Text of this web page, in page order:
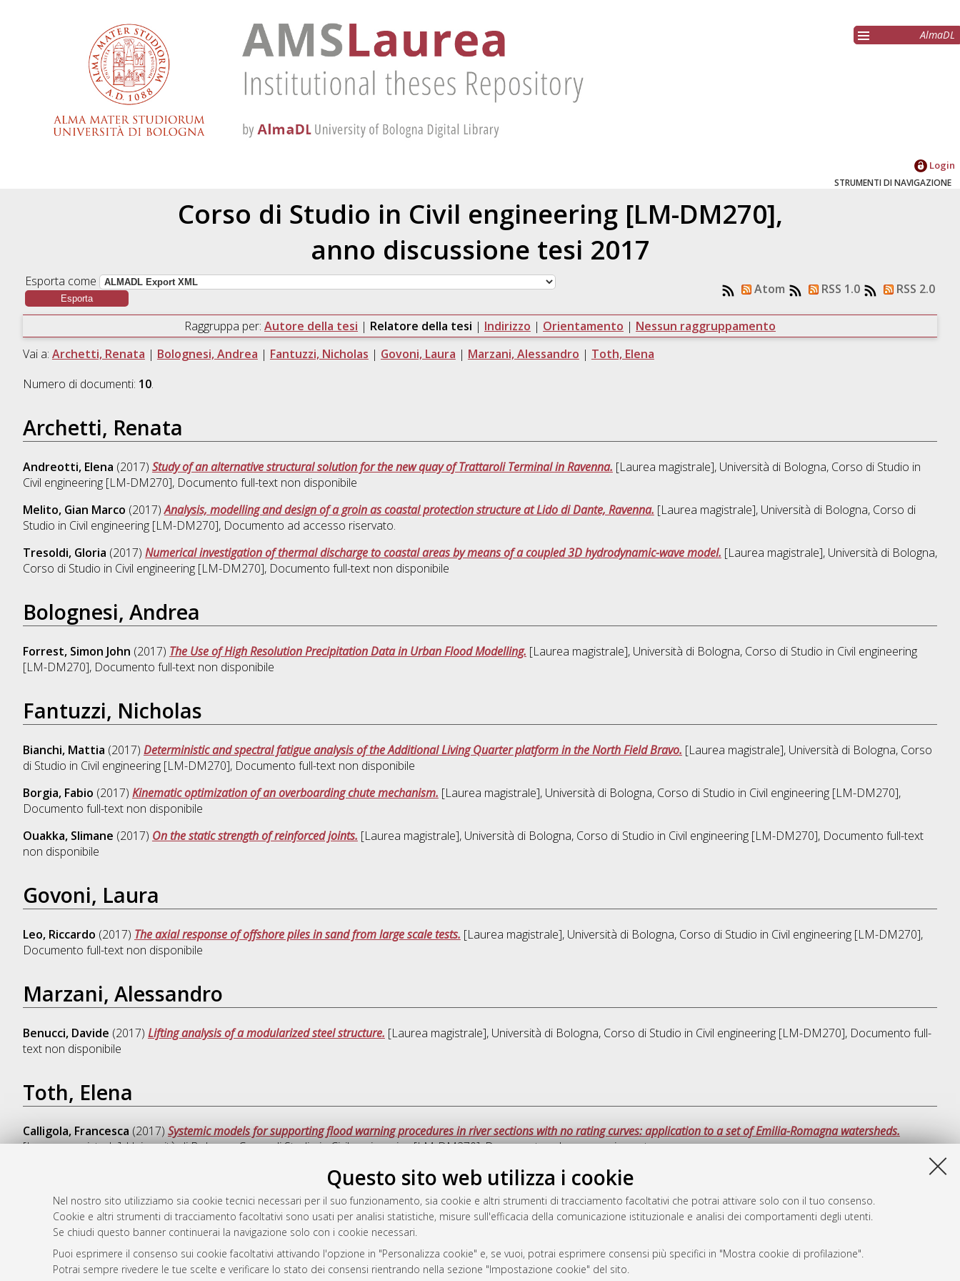
Questo sito web utilizza i cookie
Nel nostro sito utilizziamo sia cookie tecnici necessari per il suo funzionamento, sia cookie e altri strumenti di tracciamento facoltativi che potrai attivare solo con il tuo consenso.
Cookie e altri strumenti di tracciamento facoltativi sono usati per analisi statistiche, misure sull'efficacia della comunicazione istituzionale e analisi dei comportamenti degli utenti.
Se chiudi questo banner continuerai la navigazione solo con i cookie necessari.
Puoi esprimere il consenso sui cookie facoltativi attivando l'opzione in "Personalizza cookie" e, se vuoi, potrai esprimere consensi più specifici in "Mostra cookie di profilazione".
Potrai sempre rivedere le tue scelte e verificare lo stato dei consensi rientrando nella sezione "Impostazione cookie" del sito.
AlmaDL
Login
STRUMENTI DI NAVIGAZIONE
Corso di Studio in Civil engineering [LM-DM270],
anno discussione tesi 2017
Esporta come Atom RSS 1.0 RSS 2.0
Raggruppa per: Autore della tesi | Relatore della tesi | Indirizzo | Orientamento | Nessun raggruppamento
Vai a: Archetti, Renata | Bolognesi, Andrea | Fantuzzi, Nicholas | Govoni, Laura | Marzani, Alessandro | Toth, Elena
Numero di documenti: 10.
Archetti, Renata
Andreotti, Elena (2017) Study of an alternative structural solution for the new quay of Trattaroli Terminal in Ravenna. [Laurea magistrale], Università di Bologna, Corso di Studio in
Civil engineering [LM-DM270], Documento full-text non disponibile
Melito, Gian Marco (2017)Analysis, modelling and design of a groin as coastal protection structure at Lido di Dante, Ravenna. [Laurea magistrale], Università di Bologna, Corso di
Studio in Civil engineering [LM-DM270], Documento ad accesso riservato.
Tresoldi, Gloria (2017) Numerical investigation of thermal discharge to coastal areas by means of a coupled 3D hydrodynamic-wave model. [Laurea magistrale], Università di Bologna,
Corso di Studio in Civil engineering [LM-DM270], Documento full-text non disponibile
Bolognesi, Andrea
Forrest, Simon John (2017) The Use of High Resolution Precipitation Data in Urban Flood Modelling. [Laurea magistrale], Università di Bologna, Corso di Studio in Civil engineering
[LM-DM270], Documento full-text non disponibile
Fantuzzi, Nicholas
Bianchi, Mattia (2017) Deterministic and spectral fatigue analysis of the Additional Living Quarter platform in the North Field Bravo. [Laurea magistrale], Università di Bologna, Corso
di Studio in Civil engineering [LM-DM270], Documento full-text non disponibile
Borgia, Fabio (2017) Kinematic optimization of an overboarding chute mechanism. [Laurea magistrale], Università di Bologna, Corso di Studio in Civil engineering [LM-DM270],
Documento full-text non disponibile
Ouakka, Slimane (2017) On the static strength of reinforced joints. [Laurea magistrale], Università di Bologna, Corso di Studio in Civil engineering [LM-DM270], Documento full-text
non disponibile
Govoni, Laura
Leo, Riccardo (2017) The axial response of offshore piles in sand from large scale tests. [Laurea magistrale], Università di Bologna, Corso di Studio in Civil engineering [LM-DM270],
Documento full-text non disponibile
Marzani, Alessandro
Benucci, Davide (2017) Lifting analysis of a modularized steel structure. [Laurea magistrale], Università di Bologna, Corso di Studio in Civil engineering [LM-DM270], Documento full-
text non disponibile
Toth, Elena
Calligola, Francesca (2017) Systemic models for supporting flood warning procedures in river sections with no rating curves: application to a set of Emilia-Romagna watersheds.
[Laurea magistrale], Università di Bologna, Corso di Studio inCivil engineering [LM-DM270], Documento ad accesso riservato.
Questa lista e' stata generata il
Atom
Rss 1.0
Rss 2.0
AMS Laurea
Servizio implementato e gestito da
Impostazioni Cookie
Informativa sulla privacy